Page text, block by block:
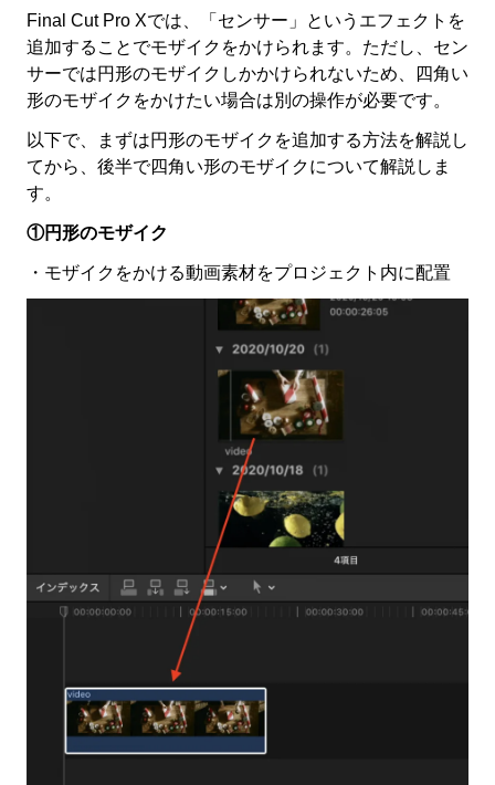
Final Cut Pro Xでは、「センサー」というエフェクトを
追加することでモザイクをかけられます。ただし、セン
サーでは円形のモザイクしかかけられないため、四角い
形のモザイクをかけたい場合は別の操作が必要です。
以下で、まずは円形のモザイクを追加する方法を解説し
てから、後半で四角い形のモザイクについて解説しま
す。
①円形のモザイク
・モザイクをかける動画素材をプロジェクト内に配置